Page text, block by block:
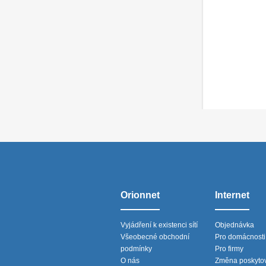
Orionnet
Vyjádření k existenci sítí
Všeobecné obchodní
podmínky
O nás
Internet
Objednávka
Pro domácnosti
Pro firmy
Změna